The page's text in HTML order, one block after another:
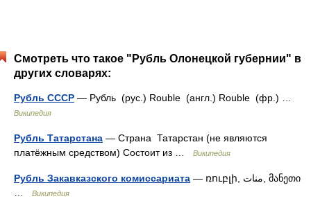
Смотреть что такое "Рубль Олонецкой губернии" в
других словарях:
Рубль СССР — Рубль (рус.) Rouble (англ.) Rouble (фр.) …
Википедия
Рубль Татарстана — Страна Татарстан (не являются
платёжным средством) Состоит из …
Википедия
Рубль Закавказского комиссариата — ռուբլի, منات, მანეთი
Википедия